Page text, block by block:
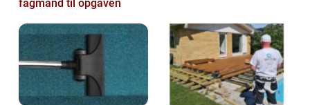
fagmand til opgaven